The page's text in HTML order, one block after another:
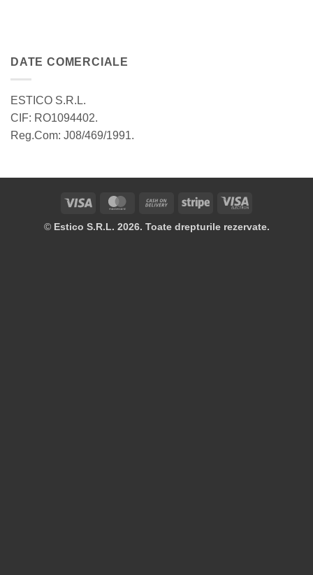
DATE COMERCIALE
ESTICO S.R.L.
CIF: RO1094402.
Reg.Com: J08/469/1991.
Visa MasterCardCash
Delivery
Stripe
Visa
© Estico S.R.L. 2026. Toate drepturile rezervate.